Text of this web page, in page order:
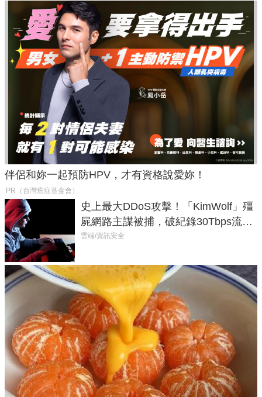
伴侶和妳一起預防HPV，才有資格說愛妳！
PR（台灣癌症基金會）
史上最大DDoS攻擊！「KimWolf」殭
屍網路主謀被捕，破紀錄30Tbps流量
癱瘓全球！
雲端/資訊安全